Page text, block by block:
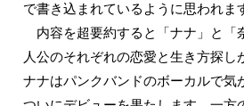
で書き込まれているように思われま
内容を超要約すると「ナナ」と「
人公のそれぞれの恋愛と生き方探し
ナナはパンクバンドのボーカルで気